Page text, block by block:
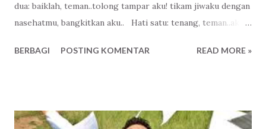
dua: baiklah, teman..tolong tampar aku! tikam jiwaku dengan
nasehatmu, bangkitkan aku.. Hati satu: tenang, teman..aku
mementingkan mereka dulu? Hati satu: karena dengan
memang begitu, tapi aku pun butuh tempat mengadu? Hati
BERBAGI POSTING KOMENTAR READ MORE »